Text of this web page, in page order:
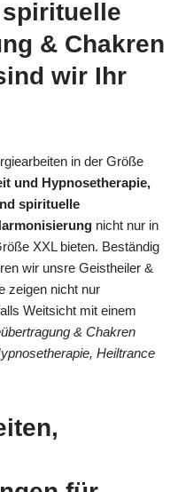
& Chakren
wir Ihr
in der Größe
und Hypnosetherapie,
spirituelle
nicht nur in
XXL bieten. Beständig
wir unsre Geistheiler &
zeigen nicht nur
Weitsicht mit einem
& Chakren
Heiltrance